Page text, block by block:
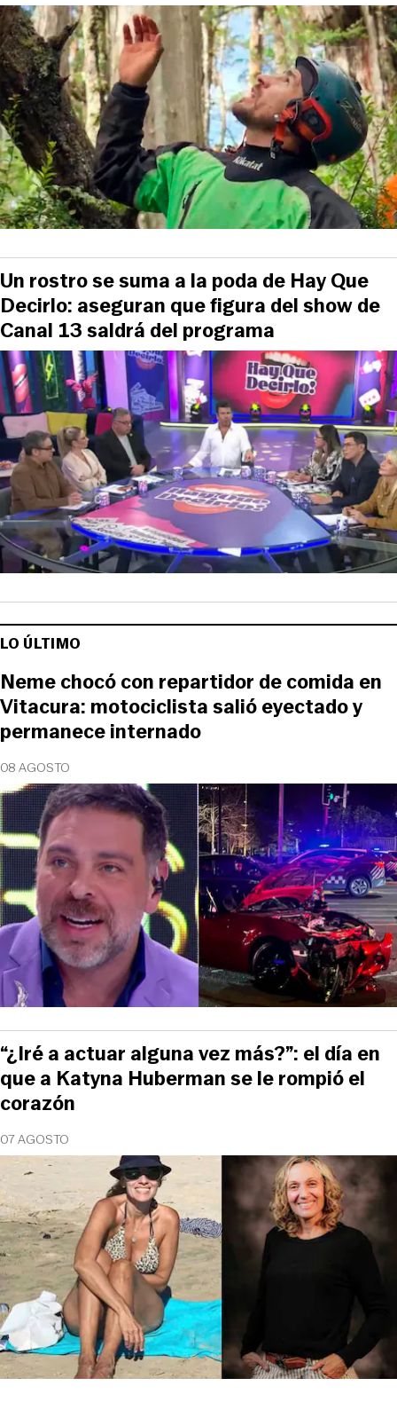
Un rostro se suma a la poda de Hay Que
Decirlo: aseguran que figura del show de
Canal 13 saldrá del programa
LO ÚLTIMO
08 AGOSTO
Neme chocó con repartidor de comida en
Vitacura: motociclista salió eyectado y
permanece internado
07 AGOSTO
“¿Iré a actuar alguna vez más?”: el día en
que a Katyna Huberman se le rompió el
corazón